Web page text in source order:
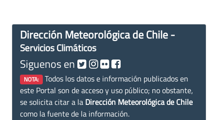
Dirección Meteorológica de Chile -
Servicios Climáticos
Siguenos en
NOTA: Todos los datos e información publicados en
este Portal son de acceso y uso público; no obstante,
se solicita citar a la Dirección Meteorológica de Chile
como la fuente de la información.